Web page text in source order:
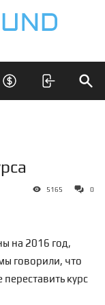
Открыть скрытые
5165 0
на 2016 год,
говорили, что
курс